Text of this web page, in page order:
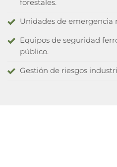
forestales.
Unidades de emergencia
Equipos de seguridad
público.
Gestión de riesgos